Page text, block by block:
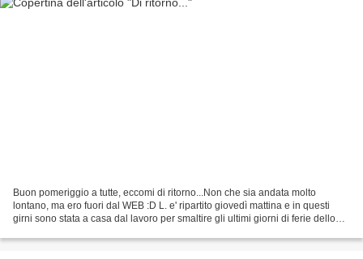
Buon pomeriggio a tutte, eccomi di ritorno...Non che sia andata molto
lontano, ma ero fuori dal WEB :D L. e' ripartito giovedì mattina e in questi
girni sono stata a casa dal lavoro per smaltire gli ultimi giorni di ferie dello